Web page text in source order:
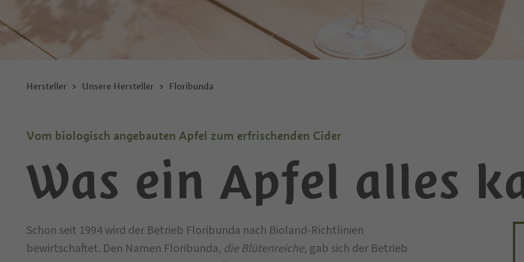
Hersteller Unsere Hersteller Floribunda
Vom biologisch angebauten Apfel zum erfrischenden Cider
Was ein Apfel alles
Schon seit 1994 wird der Betrieb Floribunda nach Bioland-Richtlinien
bewirtschaftet. Den Namen Floribunda, die Blütenreiche, gab sich der Betrieb